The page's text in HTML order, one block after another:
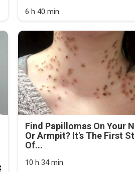
6 h 40 min
Find Papillomas On Your
Or Armpit? It's The First
Of...
10 h 34 min